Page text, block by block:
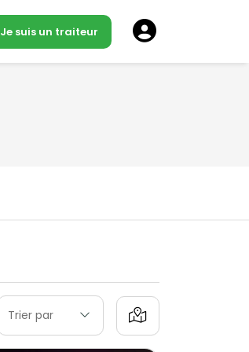
Je suis un traiteur
Trier par